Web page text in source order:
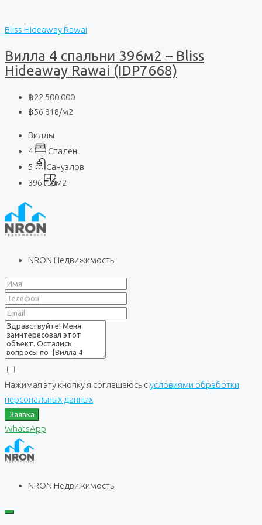
Bliss Hideaway Rawai
Вилла 4 спальни 396м2 – Bliss
Hideaway Rawai (IDP7668)
฿22 500 000
฿56 818/м2
Виллы
4
Спален
5
Санузлов
396
м2
NRON Недвижимость
Нажимая эту кнопку я соглашаюсь сусловиями обработки
персональных данных
Заявка
WhatsApp
NRON Недвижимость